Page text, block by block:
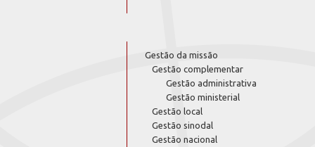
Gestão da missão
Gestão complementar
Gestão administrativa
Gestão ministerial
Gestão local
Gestão sinodal
Gestão nacional